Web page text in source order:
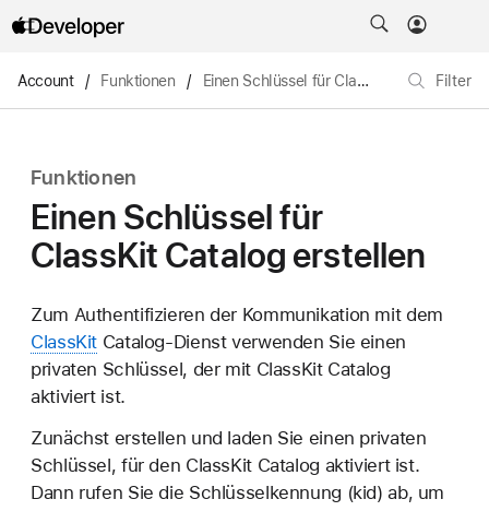
Account / Funktionen / Einen Schlüssel für ClassKit Catalog erstellen Filter
Funktionen
Einen Schlüssel für
ClassKit Catalog erstellen
Zum Authentifizieren der Kommunikation mit dem
ClassKit Catalog-Dienst verwenden Sie einen
privaten Schlüssel, der mit ClassKit Catalog
aktiviert ist.
Zunächst erstellen und laden Sie einen privaten
Schlüssel, für den ClassKit Catalog aktiviert ist.
Dann rufen Sie die Schlüsselkennung (kid) ab, um